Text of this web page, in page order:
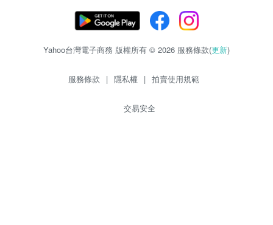
Yahoo台灣電子商務 版權所有 © 2026 服務條款(更新)
服務條款 | 隱私權 | 拍賣使用規範
交易安全